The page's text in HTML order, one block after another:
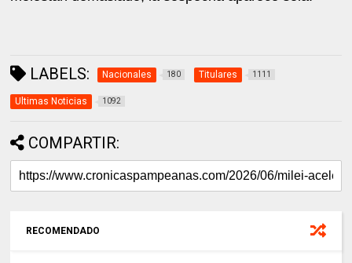
LABELS: Nacionales 180 Titulares 1111
Ultimas Noticias 1092
COMPARTIR:
RECOMENDADO